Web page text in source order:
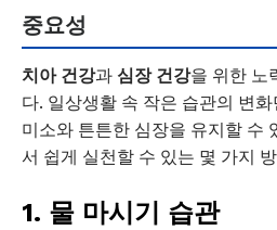
중요성
치아 건강과 심장 건강을 위한 노
다. 일상생활 속 작은 습관의 변
미소와 튼튼한 심장을 유지할 수
서 쉽게 실천할 수 있는 몇 가지
1. 물 마시기 습관